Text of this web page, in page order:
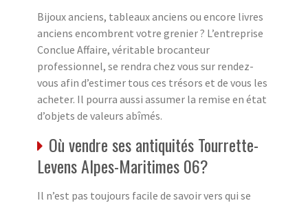
Bijoux anciens, tableaux anciens ou encore livres
anciens encombrent votre grenier ? L’entreprise
Conclue Affaire, véritable brocanteur
professionnel, se rendra chez vous sur rendez-
vous afin d’estimer tous ces trésors et de vous les
acheter. Il pourra aussi assumer la remise en état
d’objets de valeurs abîmés.
Où vendre ses antiquités Tourrette-
Levens Alpes-Maritimes 06?
Il n’est pas toujours facile de savoir vers qui se